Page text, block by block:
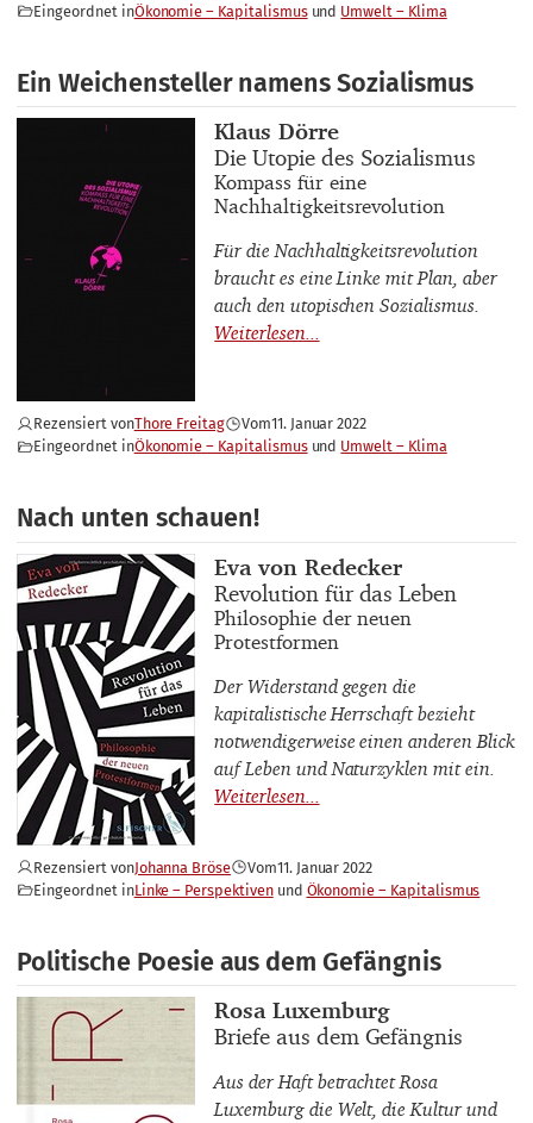
Eingeordnet inÖkonomie – Kapitalismus Umwelt – Klima
Ein Weichensteller namens Sozialismus
Buchautor_innen
Klaus Dörre
Buchtitel
Die Utopie des Sozialismus
Buchuntertitel
Kompass für eine
Nachhaltigkeitsrevolution
Für die Nachhaltigkeitsrevolution
braucht es eine Linke mit Plan, aber
auch den utopischen Sozialismus.
Rezensiert vonThore Freitag Vom11. Januar 2022
Eingeordnet inÖkonomie – Kapitalismus Umwelt – Klima
Nach unten schauen!
Buchautor_innen
Eva von Redecker
Buchtitel
Revolution für das Leben
Buchuntertitel
Philosophie der neuen
Protestformen
Der Widerstand gegen die
kapitalistische Herrschaft bezieht
notwendigerweise einen anderen Blick
auf Leben und Naturzyklen mit ein.
Rezensiert vonJohanna Bröse Vom11. Januar 2022
Eingeordnet inLinke – Perspektiven Ökonomie – Kapitalismus
Politische Poesie aus dem Gefängnis
Buchautor_innen
Rosa Luxemburg
Buchtitel
Briefe aus dem Gefängnis
Aus der Haft betrachtet Rosa
Luxemburg die Welt, die Kultur und